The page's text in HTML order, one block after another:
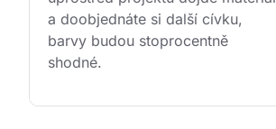
a doobjednáte si další cívku,
barvy budou stoprocentně
shodné.